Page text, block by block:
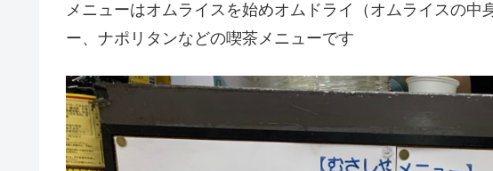
メニューはオムライスを始めオムドライ（オムライスの中
ー、ナポリタンなどの喫茶メニューです